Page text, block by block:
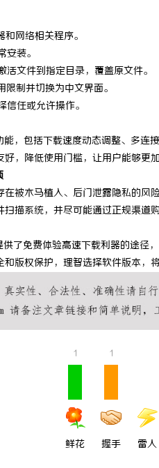
网络相关程序。
装。
文件到指定目录，覆盖原文件。
制并切换为中文界面。
任或允许操作。
，包括下载速度动态调整、多连
，降低使用门槛，让用户能够更
在被木马植入、后门泄露隐私的
描系统，并尽可能通过正规渠道
了免费体验高速下载利器的途径
版权保护，理智选择软件版本，
1
鲜花
1
握手 雷人
从三楼到公园，从台阶
动轮椅如何改变生活